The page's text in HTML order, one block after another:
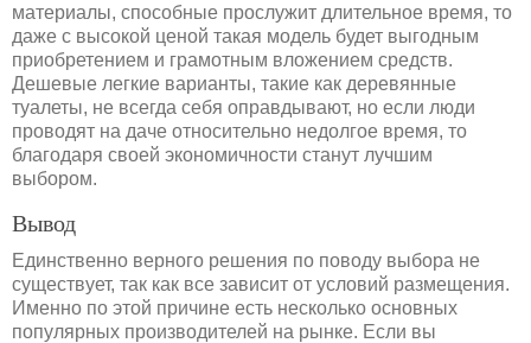
материалы, способные прослужит длительное время, то
даже с высокой ценой такая модель будет выгодным
приобретением и грамотным вложением средств.
Дешевые легкие варианты, такие как деревянные
туалеты, не всегда себя оправдывают, но если люди
проводят на даче относительно недолгое время, то
благодаря своей экономичности станут лучшим
выбором.
Вывод
Единственно верного решения по поводу выбора не
существует, так как все зависит от условий размещения.
Именно по этой причине есть несколько основных
популярных производителей на рынке. Если вы